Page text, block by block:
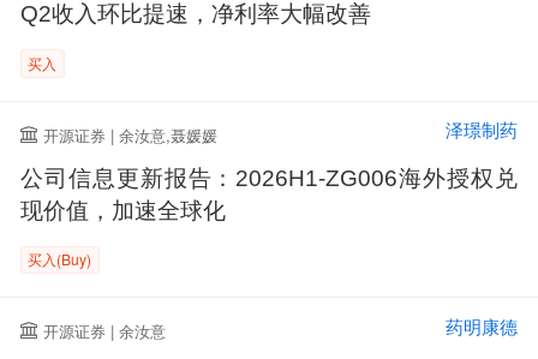
Q2收入环比提速，净利率大幅改善
买入
开源证券 | 余汝意,聂媛媛 泽璟制药
公司信息更新报告：2026H1-ZG006海外授权兑
现价值，加速全球化
买入(Buy)
开源证券 | 余汝意 药明康德